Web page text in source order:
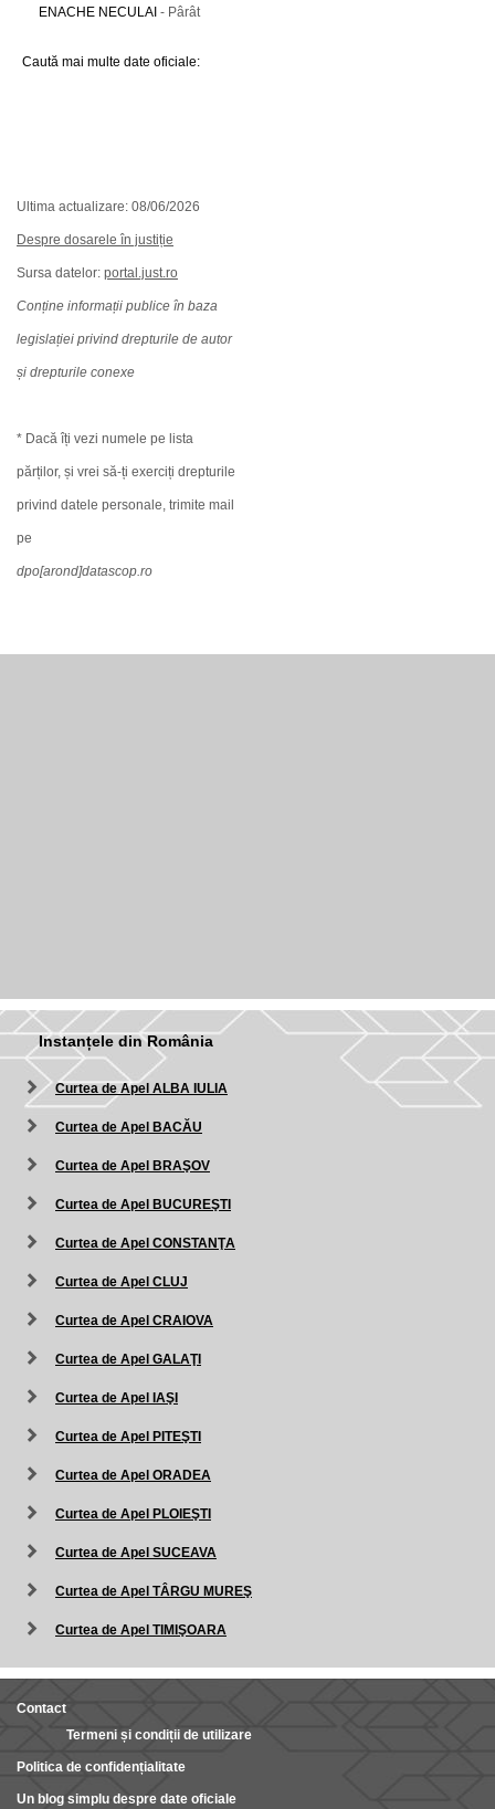
ENACHE NECULAI - Pârât
Caută mai multe date oficiale:
Ultima actualizare: 08/06/2026
Despre dosarele în justiție
Sursa datelor: portal.just.ro
Conține informații publice în baza
legislației privind drepturile de autor
și drepturile conexe
* Dacă îți vezi numele pe lista
părților, și vrei să-ți exerciți drepturile
privind datele personale, trimite mail
pe
dpo[arond]datascop.ro
Instanțele din România
Curtea de Apel ALBA IULIA
Curtea de Apel BACĂU
Curtea de Apel BRAŞOV
Curtea de Apel BUCUREŞTI
Curtea de Apel CONSTANŢA
Curtea de Apel CLUJ
Curtea de Apel CRAIOVA
Curtea de Apel GALAŢI
Curtea de Apel IAŞI
Curtea de Apel PITEŞTI
Curtea de Apel ORADEA
Curtea de Apel PLOIEŞTI
Curtea de Apel SUCEAVA
Curtea de Apel TÂRGU MUREŞ
Curtea de Apel TIMIŞOARA
Contact
Termeni și condiții de utilizare
Politica de confidențialitate
Un blog simplu despre date oficiale